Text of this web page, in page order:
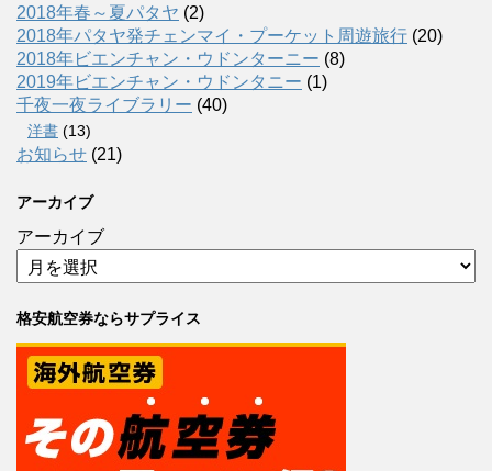
2018年春～夏パタヤ (2)
2018年パタヤ発チェンマイ・プーケット周遊旅行 (20)
2018年ビエンチャン・ウドンターニー (8)
2019年ビエンチャン・ウドンタニー (1)
千夜一夜ライブラリー (40)
洋書 (13)
お知らせ (21)
アーカイブ
アーカイブ
格安航空券ならサプライス